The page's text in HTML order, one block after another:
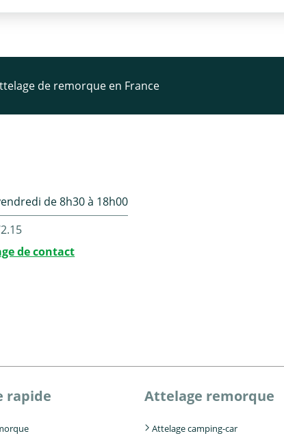
de remorque en France
de 8h30 à 18h00
de contact
rapide Attelage remorque
Attelage camping-car